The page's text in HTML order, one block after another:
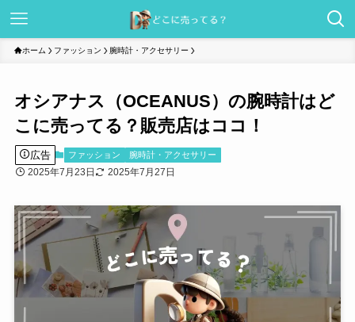
ホーム ファッション 腕時計・アクセサリー
オシアナス（OCEANUS）の腕時計はど
こに売ってる？販売店はココ！
広告 ファッション 腕時計・アクセサリー
2025年7月23日 2025年7月27日